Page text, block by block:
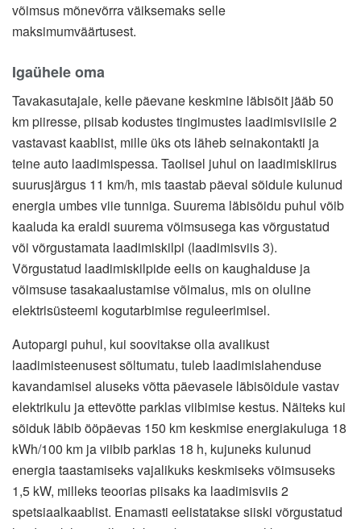
võimsus mõnevõrra väiksemaks selle
maksimumväärtusest.
Igaühele oma
Tavakasutajale, kelle päevane keskmine läbisõit jääb 50
km piiresse, piisab kodustes tingimustes laadimisviisile 2
vastavast kaablist, mille üks ots läheb seinakontakti ja
teine auto laadimispessa. Taolisel juhul on laadimiskiirus
suurusjärgus 11 km/h, mis taastab päeval sõidule kulunud
energia umbes viie tunniga. Suurema läbisõidu puhul võib
kaaluda ka eraldi suurema võimsusega kas võrgustatud
või võrgustamata laadimiskilpi (laadimisviis 3).
Võrgustatud laadimiskilpide eelis on kaughalduse ja
võimsuse tasakaalustamise võimalus, mis on oluline
elektrisüsteemi kogutarbimise reguleerimisel.
Autopargi puhul, kui soovitakse olla avalikust
laadimisteenusest sõltumatu, tuleb laadimislahenduse
kavandamisel aluseks võtta päevasele läbisõidule vastav
elektrikulu ja ettevõtte parklas viibimise kestus. Näiteks kui
sõiduk läbib ööpäevas 150 km keskmise energiakuluga 18
kWh/100 km ja viibib parklas 18 h, kujuneks kulunud
energia taastamiseks vajalikuks keskmiseks võimsuseks
1,5 kW, milleks teoorias piisaks ka laadimisviis 2
spetsiaalkaablist. Enamasti eelistatakse siiski võrgustatud